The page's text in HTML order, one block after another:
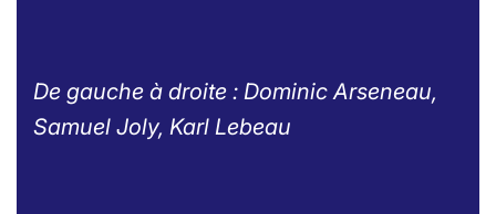
De gauche à droite : Dominic Arseneau,
Samuel Joly, Karl Lebeau